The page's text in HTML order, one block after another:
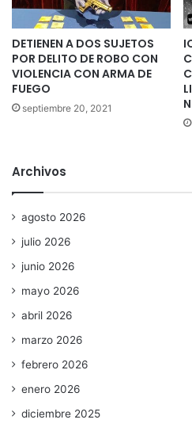
DETIENEN A DOS SUJETOS
POR DELITO DE ROBO CON
VIOLENCIA CON ARMA DE
FUEGO
septiembre 20, 2021
Archivos
agosto 2026
julio 2026
junio 2026
mayo 2026
abril 2026
marzo 2026
febrero 2026
enero 2026
diciembre 2025